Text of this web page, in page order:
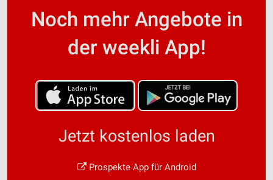
Noch mehr Angebote in
der weekli App!
Jetzt kostenlos laden
Prospekte App für Android